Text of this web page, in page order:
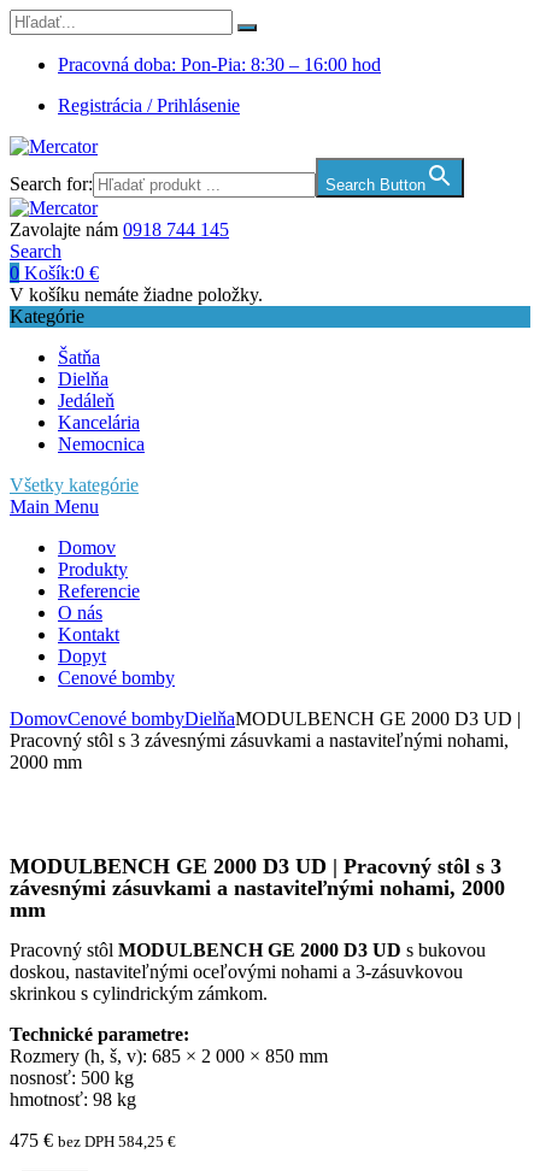
Pracovná doba: Pon-Pia: 8:30 – 16:00 hod
Registrácia / Prihlásenie
Search for: Search Button
Zavolajte nám 0918 744 145
Search
0 Košík:0 €
V košíku nemáte žiadne položky.
Kategórie
Šatňa
Dielňa
Jedáleň
Kancelária
Nemocnica
Všetky kategórie
Main Menu
Domov
Produkty
Referencie
O nás
Kontakt
Dopyt
Cenové bomby
DomovCenové bombyDielňaMODULBENCH GE 2000 D3 UD |
Pracovný stôl s 3 závesnými zásuvkami a nastaviteľnými nohami,
2000 mm
MODULBENCH GE 2000 D3 UD | Pracovný stôl s 3
závesnými zásuvkami a nastaviteľnými nohami, 2000
mm
Pracovný stôl MODULBENCH GE 2000 D3 UD s bukovou
doskou, nastaviteľnými oceľovými nohami a 3-zásuvkovou
skrinkou s cylindrickým zámkom.
Technické parametre:
Rozmery (h, š, v): 685 × 2 000 × 850 mm
nosnosť: 500 kg
hmotnosť: 98 kg
475 € bez DPH 584,25 €